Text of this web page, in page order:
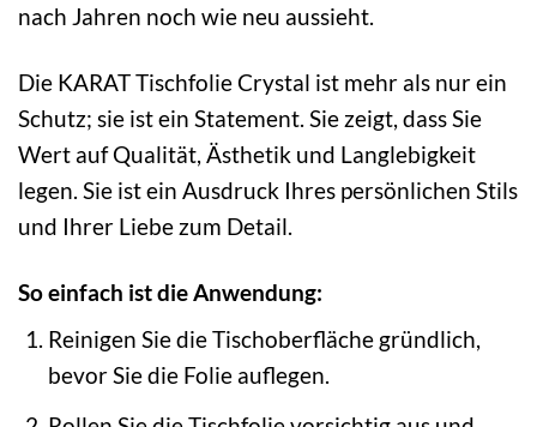
nach Jahren noch wie neu aussieht.
Die KARAT Tischfolie Crystal ist mehr als nur ein
Schutz; sie ist ein Statement. Sie zeigt, dass Sie
Wert auf Qualität, Ästhetik und Langlebigkeit
legen. Sie ist ein Ausdruck Ihres persönlichen Stils
und Ihrer Liebe zum Detail.
So einfach ist die Anwendung:
Reinigen Sie die Tischoberfläche gründlich,
bevor Sie die Folie auflegen.